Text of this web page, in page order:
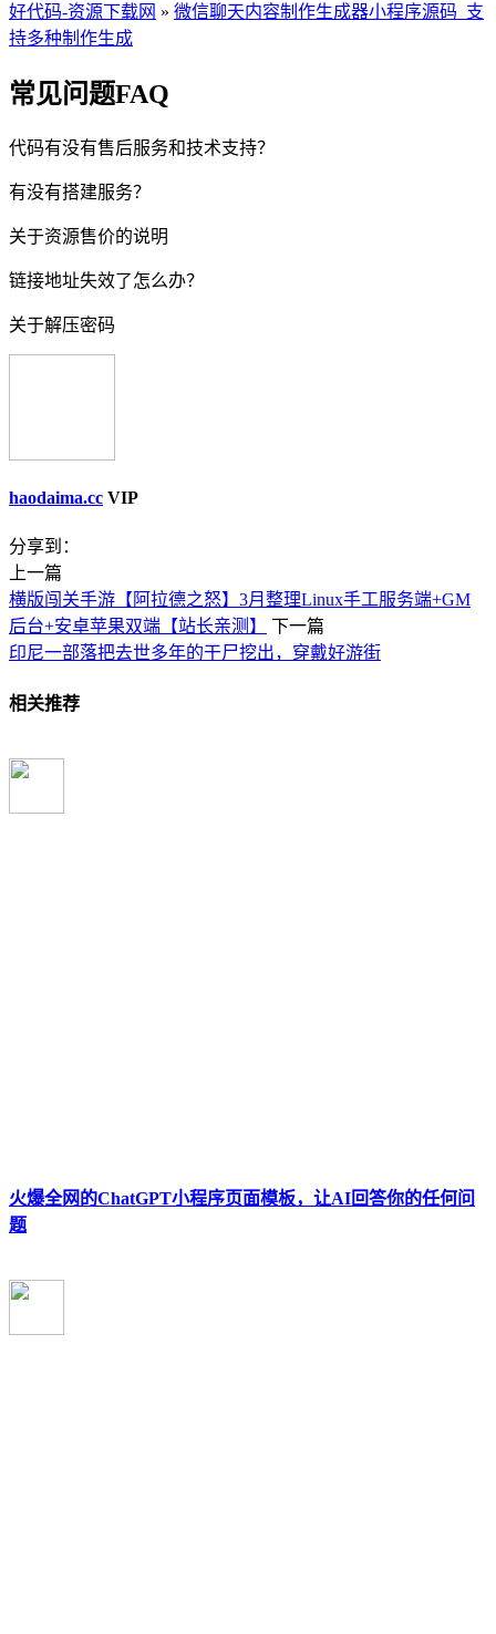
好代码-资源下载网 » 微信聊天内容制作生成器小程序源码_支
持多种制作生成
常见问题FAQ
代码有没有售后服务和技术支持？
有没有搭建服务？
关于资源售价的说明
链接地址失效了怎么办？
关于解压密码
haodaima.cc VIP
分享到：
上一篇
横版闯关手游【阿拉德之怒】3月整理Linux手工服务端+GM
后台+安卓苹果双端【站长亲测】
下一篇
印尼一部落把去世多年的干尸挖出，穿戴好游街
相关推荐
火爆全网的ChatGPT小程序页面模板，让AI回答你的任何问
题